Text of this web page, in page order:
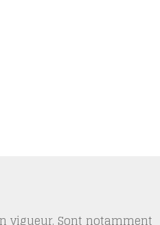
vigueur. Sont notamment